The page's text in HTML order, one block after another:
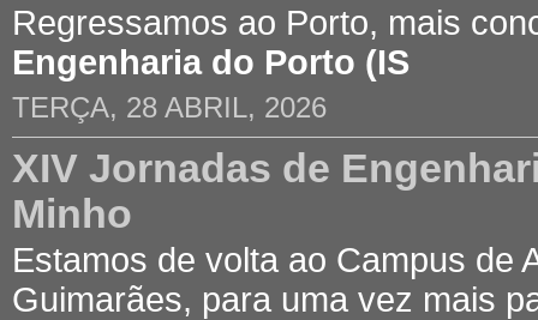
Regressamos ao Porto, mais
Engenharia do Porto (IS
TERÇA, 28 ABRIL, 2026
XIV Jornadas de
Minho
Estamos de volta ao Campus de
Guimarães, para uma vez mais